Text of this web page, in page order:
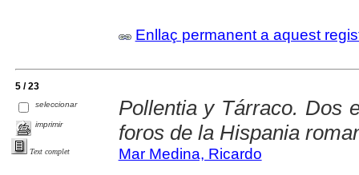
Enllaç permanent a aquest
5 / 23
seleccionar
imprimir
Text complet
Pollentia y Tárraco. Dos
foros de la Hispania
Mar Medina, Ricardo